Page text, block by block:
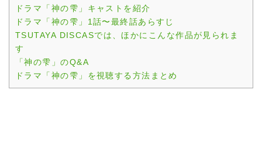
ドラマ「神の雫」キャストを紹介
ドラマ「神の雫」1話〜最終話あらすじ
TSUTAYA DISCASでは、ほかにこんな作品が見られま
す
「神の雫」のQ&A
ドラマ「神の雫」を視聴する方法まとめ